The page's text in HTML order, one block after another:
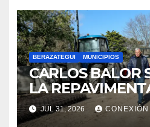
BERAZATEGUI MUNICIPIOS
CARLOS BALOR
LA
AVENIDA
RANELAGH
JUL 31, 2026